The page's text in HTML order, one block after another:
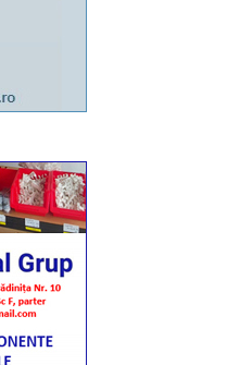
a Arhiepiscopiei
cadrul comitetelor
cu angajații Primăriei,
de manifestări, unii
aflați în tranzit vor fi
16:00-20:30, traficul